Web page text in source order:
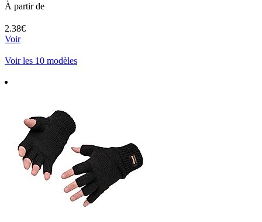
À partir de
2.38€
Voir
Voir les 10 modèles